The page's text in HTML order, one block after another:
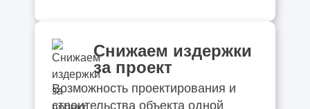
Снижаем издержки
за проект
Возможность проектирования и
строительства объекта одной